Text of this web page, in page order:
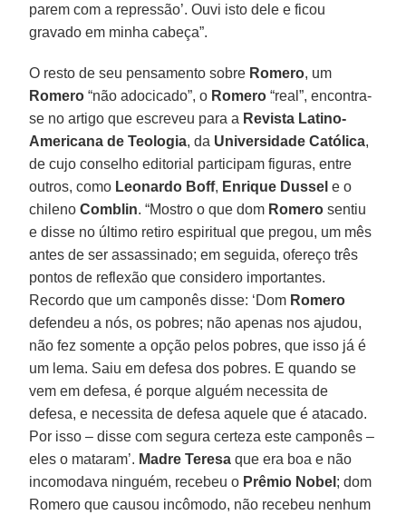
parem com a repressão’. Ouvi isto dele e ficou
gravado em minha cabeça”.
O resto de seu pensamento sobre Romero, um
Romero “não adocicado”, o Romero “real”, encontra-
se no artigo que escreveu para a Revista Latino-
Americana de Teologia, da Universidade Católica,
de cujo conselho editorial participam figuras, entre
outros, como Leonardo Boff, Enrique Dussel e o
chilenoComblin. “Mostro o que dom Romero sentiu
e disse no último retiro espiritual que pregou, um mês
antes de ser assassinado; em seguida, ofereço três
pontos de reflexão que considero importantes.
Recordo que um camponês disse: ‘Dom Romero
defendeu a nós, os pobres; não apenas nos ajudou,
não fez somente a opção pelos pobres, que isso já é
um lema. Saiu em defesa dos pobres. E quando se
vem em defesa, é porque alguém necessita de
defesa, e necessita de defesa aquele que é atacado.
Por isso – disse com segura certeza este camponês –
eles o mataram’. Madre Teresa que era boa e não
incomodava ninguém, recebeu o Prêmio Nobel ; dom
Romero que causou incômodo, não recebeu nenhum